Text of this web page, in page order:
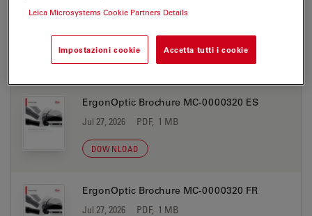
ErgonOptic Brochure MC-0000320 EN
Jul 27, 2026 PDF, 3 MB
ErgonOptic Brochure MC-0000320 ES
Jul 27, 2026 PDF, 1 MB
DOWNLOAD
ErgonOptic Brochure MC-0000320 FR
Jul 27, 2026 PDF, 1 MB
Leica Microsystems Cookie Partners Details
Impostazioni cookie Accetta tutti i cookie